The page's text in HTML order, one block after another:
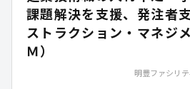
課題解決を支援、発注者
ストラクション・マネジ
Ｍ）
明豊ファシリ